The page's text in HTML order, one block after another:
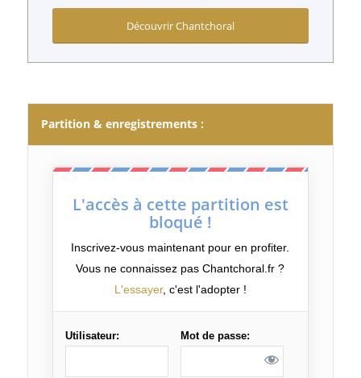
Découvrir Chantchoral
Partition & enregistrements :
L'accès à cette partition est
bloqué !
Inscrivez-vous maintenant pour en profiter.
Vous ne connaissez pas Chantchoral.fr ?
L'essayer, c'est l'adopter !
Utilisateur: Mot de passe: